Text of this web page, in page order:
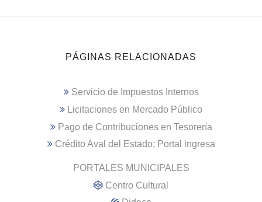
PÁGINAS RELACIONADAS
Servicio de Impuestos Internos
Licitaciones en Mercado Público
Pago de Contribuciones en Tesorería
Crédito Aval del Estado; Portal ingresa
PORTALES MUNICIPALES
Centro Cultural